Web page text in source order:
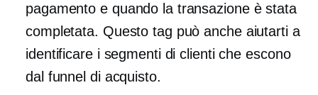
pagamento e quando la transazione è stata
completata. Questo tag può anche aiutarti a
identificare i segmenti di clienti che escono
dal funnel di acquisto.